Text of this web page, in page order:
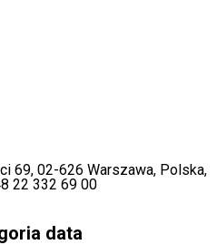
69, 02-626 Warszawa, Polska,
22 332 69 00​​​​​​​
data